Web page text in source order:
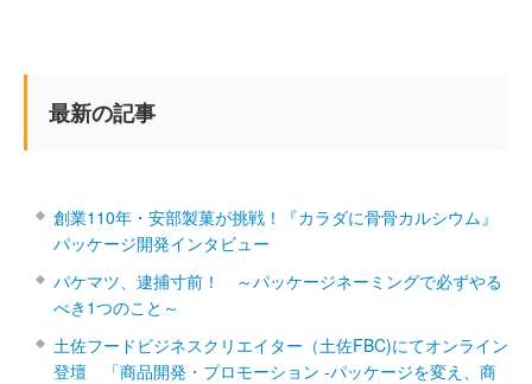
最新の記事
創業110年・安部製菓が挑戦！『カラダに骨骨カルシウム』
パッケージ開発インタビュー
パケマツ、逮捕寸前！ ～パッケージネーミングで必ずやる
べき1つのこと～
土佐フードビジネスクリエイター（土佐FBC)にてオンライン
登壇 「商品開発・プロモーション ‐パッケージを変え、商